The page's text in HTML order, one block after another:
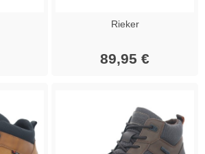
Rieker
89,95 €